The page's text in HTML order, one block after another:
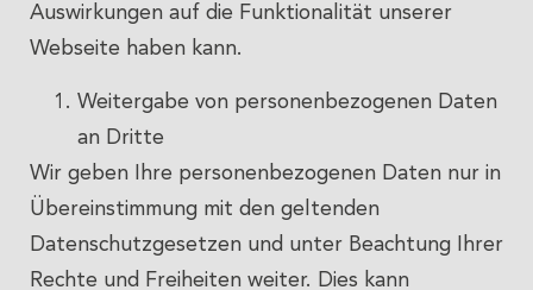
Auswirkungen auf die Funktionalität unserer
Webseite haben kann.
Weitergabe von personenbezogenen Daten
an Dritte
Wir geben Ihre personenbezogenen Daten nur in
Übereinstimmung mit den geltenden
Datenschutzgesetzen und unter Beachtung Ihrer
Rechte und Freiheiten weiter. Dies kann